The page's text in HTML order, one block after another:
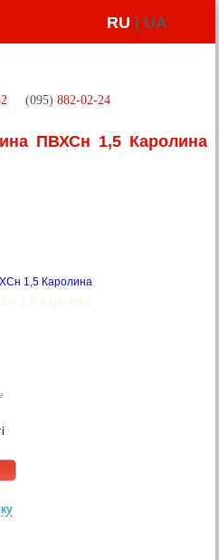
RU | UA
(095) 882-02-24
ПВХСн 1,5 Каролина
1,5 Каролина